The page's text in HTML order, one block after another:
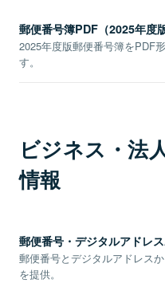
郵便番号簿PDF（2025年度版
2025年度版郵便番号簿をPDF
す。
ビジネス・法
情報
郵便番号・デジタルアドレ
郵便番号とデジタルアドレス
を提供。